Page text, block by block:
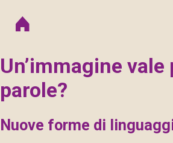
Un’immagine
parole?
Nuove forme di